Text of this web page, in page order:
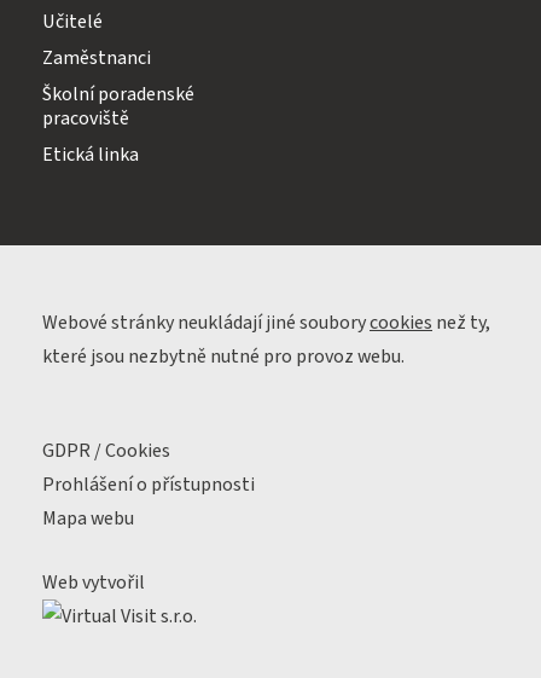
Učitelé
Zaměstnanci
Školní poradenské
pracoviště
Etická linka
Webové stránky neukládají jiné souborycookies než ty,
které jsou nezbytně nutné pro provoz webu.
GDPR / Cookies
Prohlášení o přístupnosti
Mapa webu
Web vytvořil